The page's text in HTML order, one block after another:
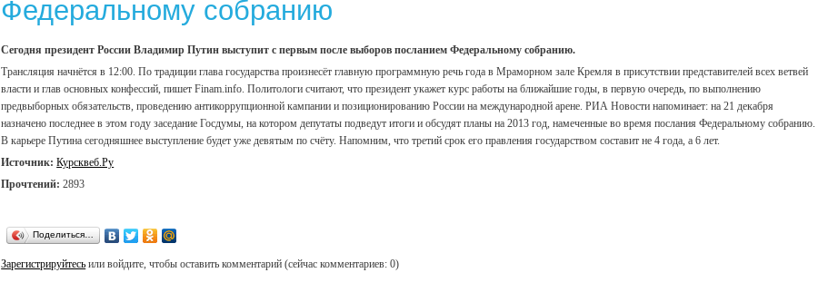
Федеральному собранию
Сегодня президент России Владимир Путин выступит с первым после выборов посланием Федеральному собранию.
Трансляция начнётся в 12:00. По традиции глава государства произнесёт главную программную речь года в Мраморном зале Кремля в присутствии представителей всех ветвей
власти и глав основных конфессий, пишет Finam.info. Политологи считают, что президент укажет курс работы на ближайшие годы, в первую очередь, по выполнению
предвыборных обязательств, проведению антикоррупционной кампании и позиционированию России на международной арене. РИА Новости напоминает: на 21 декабря
назначено последнее в этом году заседание Госдумы, на котором депутаты подведут итоги и обсудят планы на 2013 год, намеченные во время послания Федеральному собранию.
В карьере Путина сегодняшнее выступление будет уже девятым по счёту. Напомним, что третий срок его правления государством составит не 4 года, а 6 лет.
Источник: Курсквеб.Ру
Прочтений: 2893
Поделиться…
Зарегистрируйтесь или войдите, чтобы оставить комментарий (сейчас комментариев: 0)